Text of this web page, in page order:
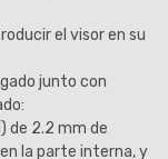
el visor en su
junto con
de 2.2 mm de
la parte interna, y